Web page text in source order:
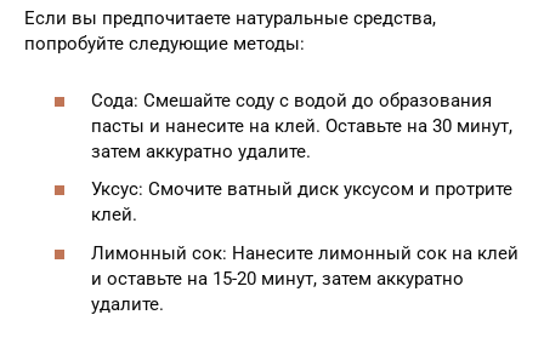
Если вы предпочитаете натуральные средства,
попробуйте следующие методы:
Сода: Смешайте соду с водой до образования
пасты и нанесите на клей. Оставьте на 30 минут,
затем аккуратно удалите.
Уксус: Смочите ватный диск уксусом и протрите
клей.
Лимонный сок: Нанесите лимонный сок на клей
и оставьте на 15-20 минут, затем аккуратно
удалите.